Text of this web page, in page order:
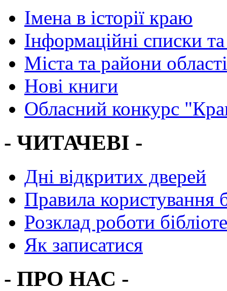
Імена в історії краю
Інформаційні списки
Міста та райони області
Нові книги
Обласний конкурс
- ЧИТАЧЕВІ -
Дні відкритих дверей
Правила користування
Розклад роботи
Як записатися
- ПРО НАС -